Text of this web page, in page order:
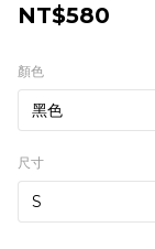
NT$580
顏色
尺寸